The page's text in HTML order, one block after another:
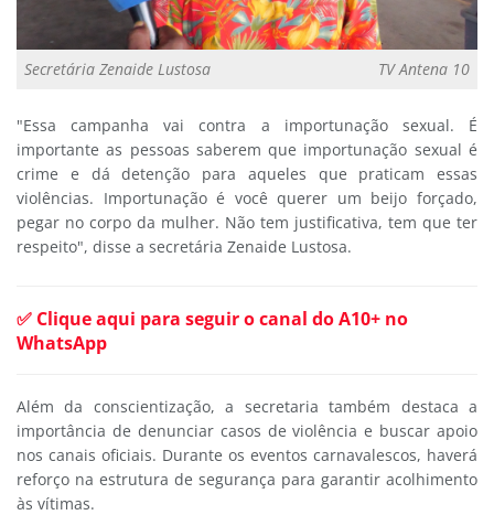
Secretária Zenaide Lustosa TV Antena 10
"Essa campanha vai contra a importunação sexual. É
importante as pessoas saberem que importunação sexual é
crime e dá detenção para aqueles que praticam essas
violências. Importunação é você querer um beijo forçado,
pegar no corpo da mulher. Não tem justificativa, tem que ter
respeito", disse a secretária Zenaide Lustosa.
✅ Clique aqui para seguir o canal do A10+ no
WhatsApp
Além da conscientização, a secretaria também destaca a
importância de denunciar casos de violência e buscar apoio
nos canais oficiais. Durante os eventos carnavalescos, haverá
reforço na estrutura de segurança para garantir acolhimento
às vítimas.